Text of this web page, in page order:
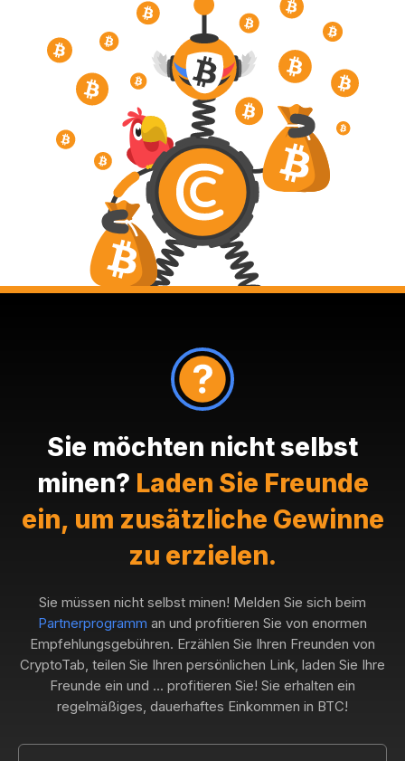
Sie möchten nicht selbst
minen? Laden Sie Freunde
ein, um zusätzliche Gewinne
zu erzielen.
Sie müssen nicht selbst minen! Melden Sie sich beim
Partnerprogramm an und profitieren Sie von enormen
Empfehlungsgebühren. Erzählen Sie Ihren Freunden von
CryptoTab, teilen Sie Ihren persönlichen Link, laden Sie Ihre
Freunde ein und ... profitieren Sie! Sie erhalten ein
regelmäßiges, dauerhaftes Einkommen in BTC!